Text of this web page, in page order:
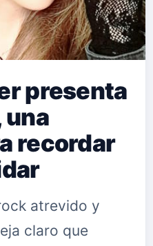
presenta
una
recordar
atrevido y
claro que